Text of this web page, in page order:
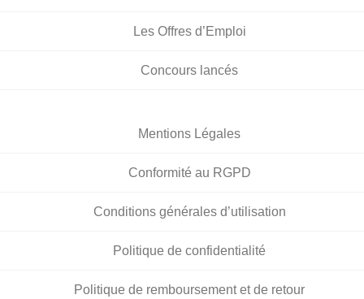
Les Offres d’Emploi
Concours lancés
Mentions Légales
Conformité au RGPD
Conditions générales d’utilisation
Politique de confidentialité
Politique de remboursement et de retour